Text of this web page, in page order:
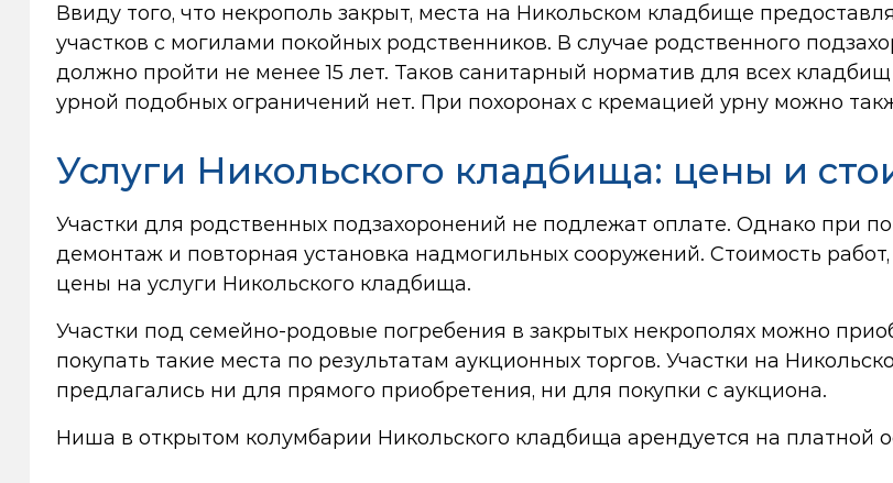
Ввиду того, что некрополь закрыт, места на Никольском кладбище
участков с могилами покойных родственников. В случае родственного
должно пройти не менее 15 лет. Таков санитарный норматив для всех
урной подобных ограничений нет. При похоронах с кремацией урну можно
Услуги Никольского кладбища: цены и
Участки для родственных подзахоронений не подлежат оплате. Однако при
демонтаж и повторная установка надмогильных сооружений. Стоимость
цены на услуги Никольского кладбища.
Участки под семейно-родовые погребения в закрытых некрополях можно
покупать такие места по результатам аукционных торгов. Участки на
предлагались ни для прямого приобретения, ни для покупки с аукциона.
Ниша в открытом колумбарии Никольского кладбища арендуется на платной